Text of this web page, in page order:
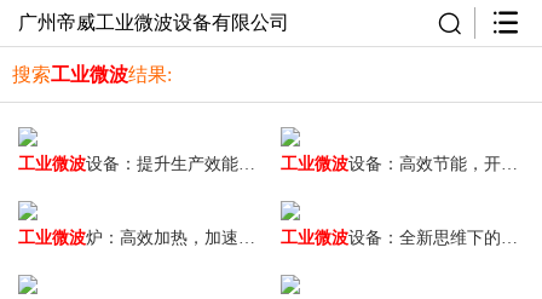
广州帝威工业微波设备有限公司
搜索工业微波结果:
工业微波设备：提升生产效能的创新武器 工业微波设备：高效节能，开启干燥新篇
工业微波炉：高效加热，加速生产进程 工业微波设备：全新思维下的创新力量